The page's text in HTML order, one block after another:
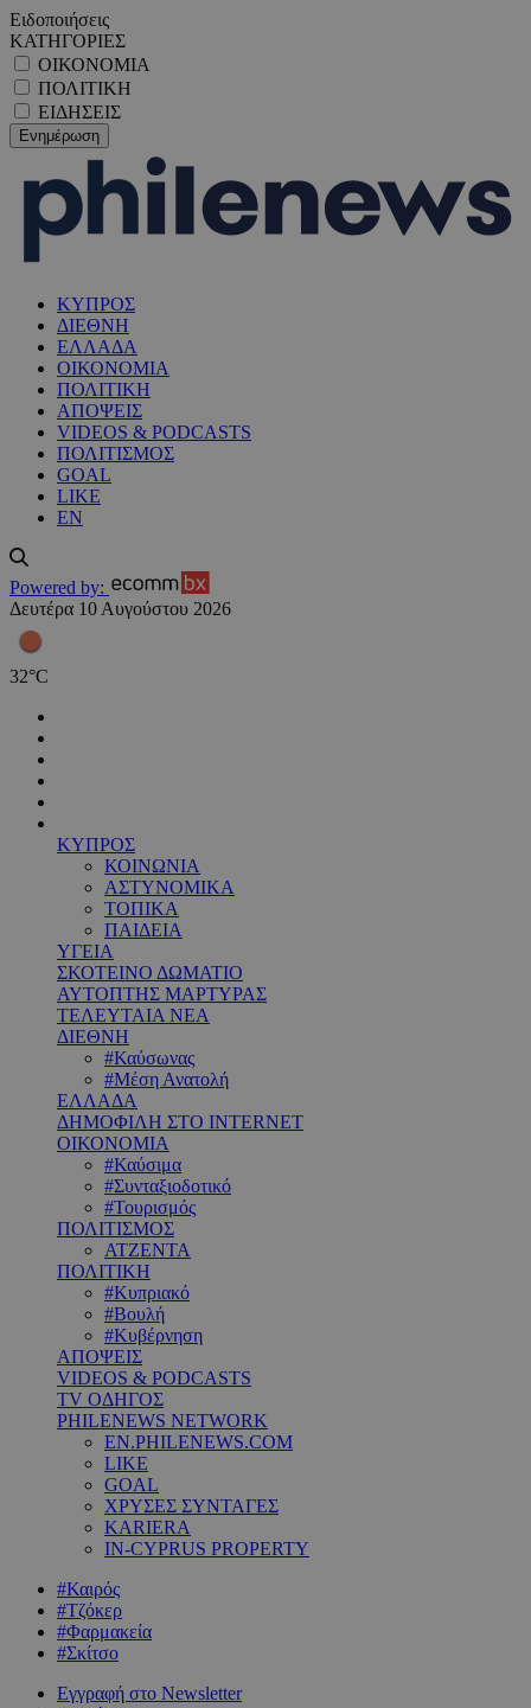
Ειδοποιήσεις
ΚΑΤΗΓΟΡΙΕΣ
ΟΙΚΟΝΟΜΙΑ
ΠΟΛΙΤΙΚΗ
ΕΙΔΗΣΕΙΣ
ΚΥΠΡΟΣ
ΔΙΕΘΝΗ
ΕΛΛΑΔΑ
ΟΙΚΟΝΟΜΙΑ
ΠΟΛΙΤΙΚΗ
ΑΠΟΨΕΙΣ
VIDEOS & PODCASTS
ΠΟΛΙΤΙΣΜΟΣ
GOAL
LIKE
EN
Powered by:
Δευτέρα 10 Αυγούστου 2026
32°C
ΚΥΠΡΟΣ
ΚΟΙΝΩΝΙΑ
ΑΣΤΥΝΟΜΙΚΑ
ΤΟΠΙΚΑ
ΠΑΙΔΕΙΑ
ΥΓΕΙΑ
ΣΚΟΤΕΙΝΟ ΔΩΜΑΤΙΟ
ΑΥΤΟΠΤΗΣ ΜΑΡΤΥΡΑΣ
ΤΕΛΕΥΤΑΙΑ ΝΕΑ
ΔΙΕΘΝΗ
#Καύσωνας
#Μέση Ανατολή
ΕΛΛΑΔΑ
ΔΗΜΟΦΙΛΗ ΣΤΟ INTERNET
ΟΙΚΟΝΟΜΙΑ
#Καύσιμα
#Συνταξιοδοτικό
#Τουρισμός
ΠΟΛΙΤΙΣΜΟΣ
ΑΤΖΕΝΤΑ
ΠΟΛΙΤΙΚΗ
#Κυπριακό
#Βουλή
#Κυβέρνηση
ΑΠΟΨΕΙΣ
VIDEOS & PODCASTS
TV ΟΔΗΓΟΣ
PHILENEWS NETWORK
EN.PHILENEWS.COM
LIKE
GOAL
ΧΡΥΣΕΣ ΣΥΝΤΑΓΕΣ
KARIERA
IN-CYPRUS PROPERTY
#Καιρός
#Τζόκερ
#Φαρμακεία
#Σκίτσο
Εγγραφή στο Newsletter